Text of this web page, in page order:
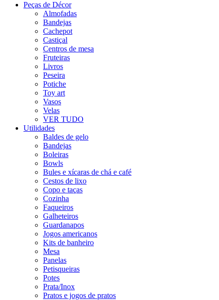
Peças de Décor
Almofadas
Bandejas
Cachepot
Castiçal
Centros de mesa
Fruteiras
Livros
Peseira
Potiche
Toy art
Vasos
Velas
VER TUDO
Utilidades
Baldes de gelo
Bandejas
Boleiras
Bowls
Bules e xícaras de chá e café
Cestos de lixo
Copo e taças
Cozinha
Faqueiros
Galheteiros
Guardanapos
Jogos americanos
Kits de banheiro
Mesa
Panelas
Petisqueiras
Potes
Prata/Inox
Pratos e jogos de pratos